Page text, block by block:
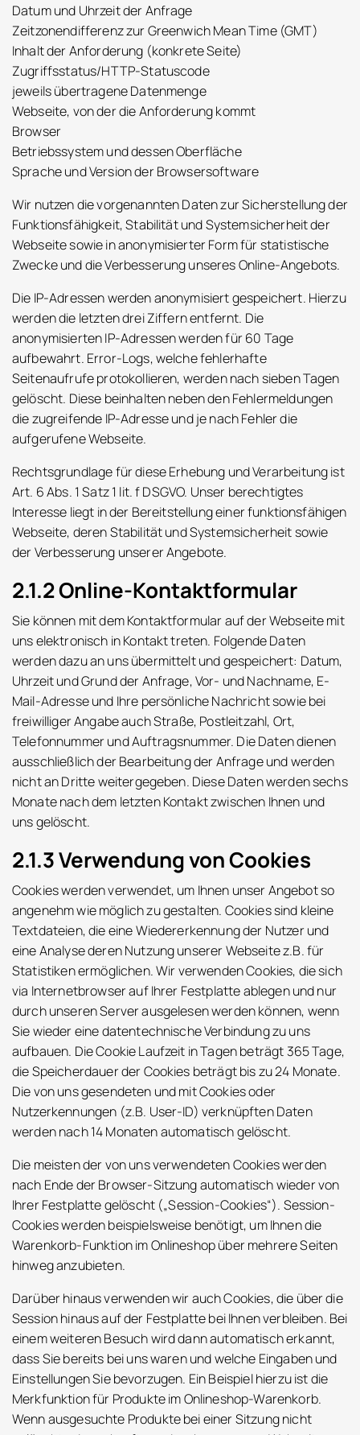
Datum und Uhrzeit der Anfrage
Zeitzonendifferenz zur Greenwich Mean Time (GMT)
Inhalt der Anforderung (konkrete Seite)
Zugriffsstatus/HTTP-Statuscode
jeweils übertragene Datenmenge
Webseite, von der die Anforderung kommt
Browser
Betriebssystem und dessen Oberfläche
Sprache und Version der Browsersoftware
Wir nutzen die vorgenannten Daten zur Sicherstellung der
Funktionsfähigkeit, Stabilität und Systemsicherheit der
Webseite sowie in anonymisierter Form für statistische
Zwecke und die Verbesserung unseres Online-Angebots.
Die IP-Adressen werden anonymisiert gespeichert. Hierzu
werden die letzten drei Ziffern entfernt. Die
anonymisierten IP-Adressen werden für 60 Tage
aufbewahrt. Error-Logs, welche fehlerhafte
Seitenaufrufe protokollieren, werden nach sieben Tagen
gelöscht. Diese beinhalten neben den Fehlermeldungen
die zugreifende IP-Adresse und je nach Fehler die
aufgerufene Webseite.
Rechtsgrundlage für diese Erhebung und Verarbeitung ist
Art. 6 Abs. 1 Satz 1 lit. f DSGVO. Unser berechtigtes
Interesse liegt in der Bereitstellung einer funktionsfähigen
Webseite, deren Stabilität und Systemsicherheit sowie
der Verbesserung unserer Angebote.
2.1.2 Online-Kontaktformular
Sie können mit dem Kontaktformular auf der Webseite mit
uns elektronisch in Kontakt treten. Folgende Daten
werden dazu an uns übermittelt und gespeichert: Datum,
Uhrzeit und Grund der Anfrage, Vor- und Nachname, E-
Mail-Adresse und Ihre persönliche Nachricht sowie bei
freiwilliger Angabe auch Straße, Postleitzahl, Ort,
Telefonnummer und Auftragsnummer. Die Daten dienen
ausschließlich der Bearbeitung der Anfrage und werden
nicht an Dritte weitergegeben. Diese Daten werden sechs
Monate nach dem letzten Kontakt zwischen Ihnen und
uns gelöscht.
2.1.3 Verwendung von Cookies
Cookies werden verwendet, um Ihnen unser Angebot so
angenehm wie möglich zu gestalten. Cookies sind kleine
Textdateien, die eine Wiedererkennung der Nutzer und
eine Analyse deren Nutzung unserer Webseite z.B. für
Statistiken ermöglichen. Wir verwenden Cookies, die sich
via Internetbrowser auf Ihrer Festplatte ablegen und nur
durch unseren Server ausgelesen werden können, wenn
Sie wieder eine datentechnische Verbindung zu uns
aufbauen. Die Cookie Laufzeit in Tagen beträgt 365 Tage,
die Speicherdauer der Cookies beträgt bis zu 24 Monate.
Die von uns gesendeten und mit Cookies oder
Nutzerkennungen (z.B. User-ID) verknüpften Daten
werden nach 14 Monaten automatisch gelöscht.
Die meisten der von uns verwendeten Cookies werden
nach Ende der Browser-Sitzung automatisch wieder von
Ihrer Festplatte gelöscht („Session-Cookies“). Session-
Cookies werden beispielsweise benötigt, um Ihnen die
Warenkorb-Funktion im Onlineshop über mehrere Seiten
hinweg anzubieten.
Darüber hinaus verwenden wir auch Cookies, die über die
Session hinaus auf der Festplatte bei Ihnen verbleiben. Bei
einem weiteren Besuch wird dann automatisch erkannt,
dass Sie bereits bei uns waren und welche Eingaben und
Einstellungen Sie bevorzugen. Ein Beispiel hierzu ist die
Merkfunktion für Produkte im Onlineshop-Warenkorb.
Wenn ausgesuchte Produkte bei einer Sitzung nicht